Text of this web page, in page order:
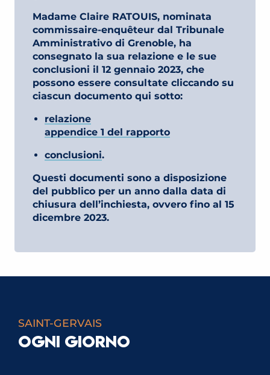
Madame Claire RATOUIS, nominata
commissaire-enquêteur dal Tribunale
Amministrativo di Grenoble, ha
consegnato la sua relazione e le sue
conclusioni il 12 gennaio 2023, che
possono essere consultate cliccando su
ciascun documento qui sotto:
relazione
appendice 1 del rapporto
conclusioni.
Questi documenti sono a disposizione
del pubblico per un anno dalla data di
chiusura dell’inchiesta, ovvero fino al 15
dicembre 2023.
SAINT-GERVAIS
OGNI GIORNO